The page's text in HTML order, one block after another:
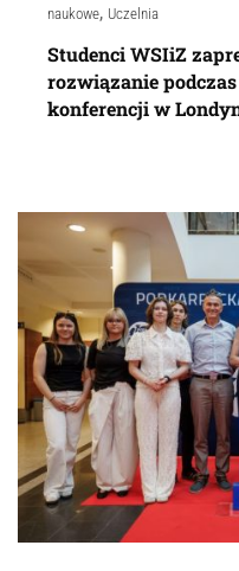
naukowe, Uczelnia
Studenci WSIiZ
rozwiązanie
konferencji w